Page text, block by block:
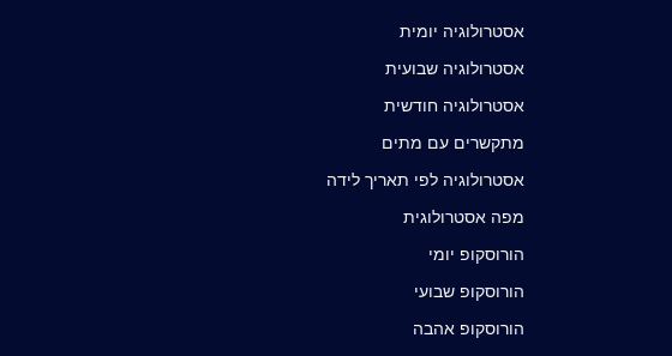
אסטרולוגיה יומית
אסטרולוגיה שבועית
אסטרולוגיה חודשית
מתקשרים עם מתים
אסטרולוגיה לפי תאריך לידה
מפה אסטרולוגית
הורוסקופ יומי
הורוסקופ שבועי
הורוסקופ אהבה